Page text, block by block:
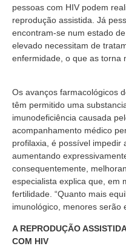
pessoas com HIV podem
reprodução assistida. Já
encontram-se num estado
elevado necessitam de
enfermidade, o que as torna
Os avanços farmacológicos
têm permitido uma
imunodeficiência causada
acompanhamento médico
profilaxia, é possível impedir
aumentando
consequentemente,
especialista explica que, em
fertilidade. “Quanto mais
imunológico, menores serão
A REPRODUÇÃO
COM HIV